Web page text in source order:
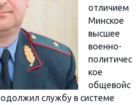
отличием
Минское
высшее
военно-
политичес
кое
общевойс
службу в системе